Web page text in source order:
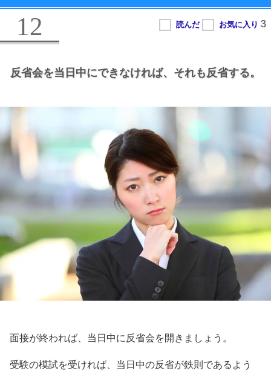
12
反省会を当日中にできなければ、 それも反省する。
面接が終われば、当日中に反省会を開きましょう。
受験の模試を受ければ、当日中の反省が鉄則であるよう